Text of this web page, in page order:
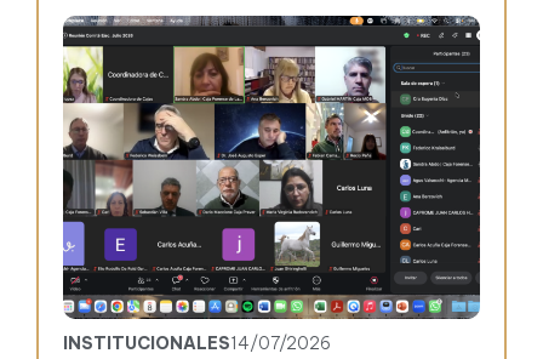
INSTITUCIONALES14/07/2026